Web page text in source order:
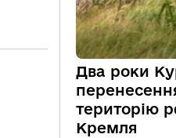
Два роки
територію
Кремля